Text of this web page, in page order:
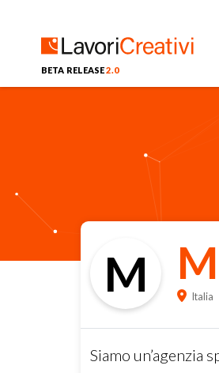
BETA RELEASE2.0
M Italia
Siamo un’agenzia